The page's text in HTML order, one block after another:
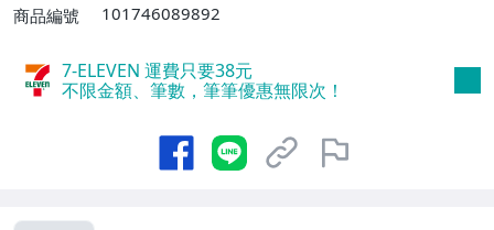
商品編號
101746089892
7-ELEVEN 運費只要38元
不限金額、筆數，筆筆優惠無限次！